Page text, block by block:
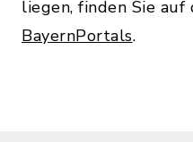
liegen, finden Sie auf
BayernPortals.